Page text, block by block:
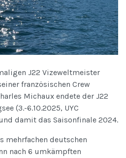
J22 Vizeweltmeister
französischen Crew
Michaux endete der J22
(3.-6.10.2025, UYC
damit das Saisonfinale 2024.
mehrfachen deutschen
nach 6 umkämpften